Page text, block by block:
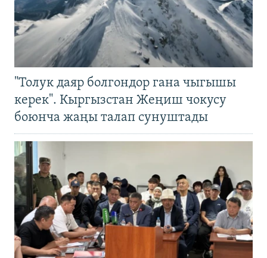
"Толук даяр болгондор гана чыгышы
керек". Кыргызстан Жеңиш чокусу
боюнча жаңы талап сунуштады